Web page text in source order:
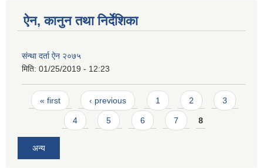
ऐन, कानुन तथा निर्देशिका
संन्था दर्ता ऐन २०७५
मिति: 01/25/2019 - 12:23
Pages
« first ‹ previous 1 2 3
4 5 6 7 8
अन्य